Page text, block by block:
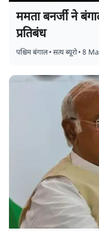
ममता बनर्जी ने
प्रतिबंध
पश्चिम बंगाल•सत्य ब्यूरो•8